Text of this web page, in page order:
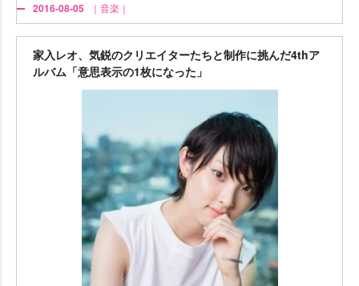
2016-08-05 ｜音楽｜
家入レオ、気鋭のクリエイターたちと制作に挑んだ4thア
ルバム「意思表示の1枚になった」